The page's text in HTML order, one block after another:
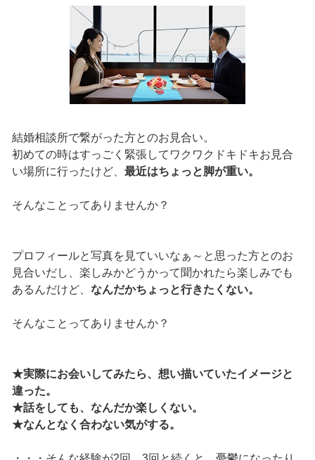
結婚相談所で繋がった方とのお見合い。
初めての時はすっごく緊張してワクワクドキドキお見合
い場所に行ったけど、 最近はちょっと脚が重い。
そんなことってありませんか？
プロフィールと写真を見ていいなぁ～と思った方とのお
見合いだし、楽しみかどうかって聞かれたら楽しみでも
あるんだけど、 なんだかちょっと行きたくない。
そんなことってありませんか？
★実際にお会いしてみたら、想い描いていたイメージと
違った。
★話をしても、なんだか楽しくない。
★なんとなく合わない気がする。